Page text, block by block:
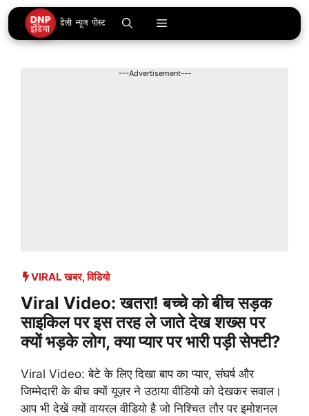
Skip
to
content
Menu
---Advertisement---
VIRAL खबर,विडियो
Viral Video: खतरा! बच्चे को बीच सड़क
साइकिल पर इस तरह ले जाते देख शख्स पर
क्यों भड़के लोग, क्या प्यार पर भारी पड़ी सेफ्टी?
Viral Video: बेटे के लिए दिखा बाप का प्यार, संघर्ष और
जिम्मेदारी के बीच क्यों यूज़र ने उठाया वीडियो को देखकर सवाल।
आप भी देखें क्यों वायरल वीडियो है जो निश्चित तौर पर इमोशनल